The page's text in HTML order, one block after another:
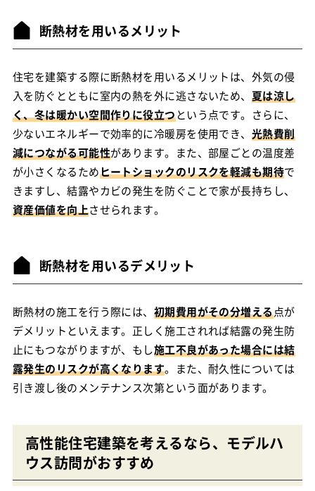
断熱材を用いるメリット
住宅を建築する際に断熱材を用いるメリットは、外気の侵
入を防ぐとともに室内の熱を外に逃さないため、 夏は涼し
く、冬は暖かい空間作りに役立つという点です。さらに、
少ないエネルギーで効率的に冷暖房を使用でき、 光熱費削
減につながる可能性があります。また、部屋ごとの温度差
が小さくなるためヒートショックのリスクを軽減も期待で
きますし、結露やカビの発生を防ぐことで家が長持ちし、
資産価値を向上させられます。
断熱材を用いるデメリット
断熱材の施工を行う際には、 初期費用がその分増える点が
デメリットといえます。正しく施工されれば結露の発生防
止にもつながりますが、もし施工不良があった場合には結
露発生のリスクが高くなります。また、耐久性については
引き渡し後のメンテナンス次第という面があります。
高性能住宅建築を考えるなら、モデルハ
ウス訪問がおすすめ